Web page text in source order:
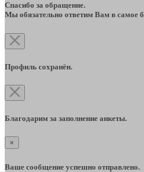
Спасибо за обращение.
Мы обязательно ответим Вам в самое
Профиль сохранён.
Благодарим за заполнение анкеты.
×
Ваше сообщение успешно отправлено.